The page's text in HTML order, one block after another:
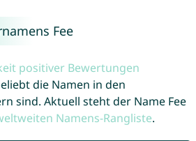
Fee
positiver Bewertungen
die Namen in den
sind. Aktuell steht der Name Fee
Namens-Rangliste.